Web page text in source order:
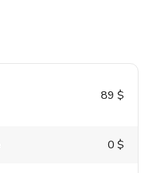
89 $
0 $